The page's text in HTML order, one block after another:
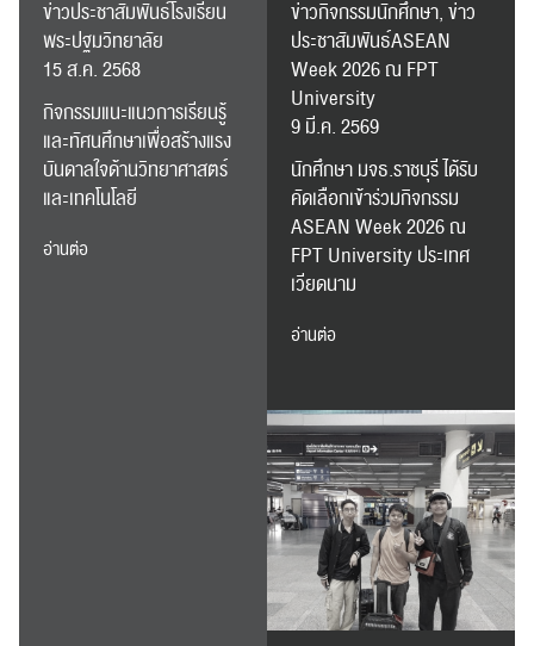
ค้นหา
ข่าวประชาสัมพันธ์โรงเรียน
พระปฐมวิทยาลัย
15 ส.ค. 2568
กิจกรรมแนะแนวการเรียนรู้
และทัศนศึกษาเพื่อสร้างแรง
บันดาลใจด้านวิทยาศาสตร์
และเทคโนโลยี
อ่านต่อ
ข่าวกิจกรรมนักศึกษา, ข่าว
ประชาสัมพันธ์ASEAN
Week 2026 ณ FPT
University
9 มี.ค. 2569
นักศึกษา มจธ.ราชบุรี ได้รับ
คัดเลือกเข้าร่วมกิจกรรม
ASEAN Week 2026 ณ
FPT University ประเทศ
เวียดนาม
อ่านต่อ
RC Activity
ส่งข่าวประชาสัมพันธ์
ปฏิทิน
ส่งข่าวประชาสัมพันธ์